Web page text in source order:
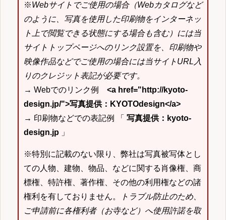
※Webサイトでご使用の場合（Webカタログなど
のように、写真を使用した印刷物をインターネッ
ト上で閲覧できる状態にする場合も含む）には当
サイトトップページへのリンク設置を、印刷物や
映像作品などでご使用の場合には当サイトURL入
りのクレジット表記が必要です。
→ Webでのリンク例 <a href="http://kyoto-
design.jp/">写真提供：KYOTOdesign</a>
→ 印刷物などでの表記例 「 写真提供：kyoto-
design.jp 」
※特別に記載のない限り、弊社は写真被写体とし
ての人物、建物、物品、などに関する肖像権、商
標権、特許権、著作権、その他の利用権などの諸
権利を有しておりません。
トラブル防止のため、
ご申請前に各権利者（お寺など）へ使用許諾を取